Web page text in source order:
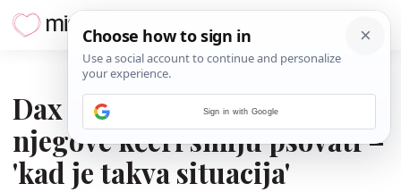
Dax Shepard objasnio zašto
njegove kćeri smiju psovati –
'kad je takva situacija'
Sign in with Google